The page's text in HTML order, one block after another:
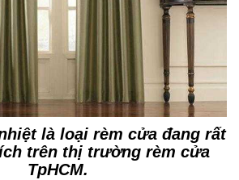
là loại rèm cửa đang rất
trên thị trường rèm cửa
TpHCM.